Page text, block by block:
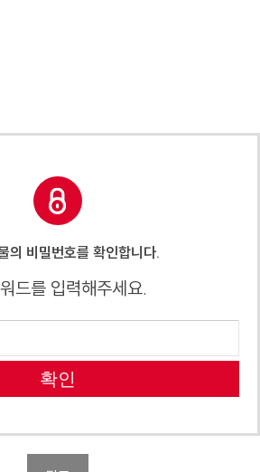
의 비밀번호를 확인합니다.
드를 입력해주세요.
확인